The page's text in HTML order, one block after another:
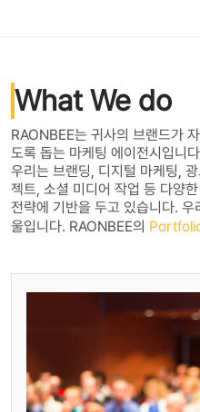
What We do
RAONBEE는 귀사의 브랜드가
도록 돕는 마케팅 에이전시입니
우리는 브랜딩, 디지털 마케팅,
젝트, 소셜 미디어 작업 등 다양
전략에 기반을 두고 있습니다.
울입니다. RAONBEE의